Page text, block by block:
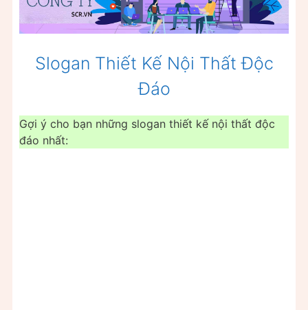
Slogan Thiết Kế Nội Thất Độc
Đáo
Gợi ý cho bạn những slogan thiết kế nội thất độc
đáo nhất: